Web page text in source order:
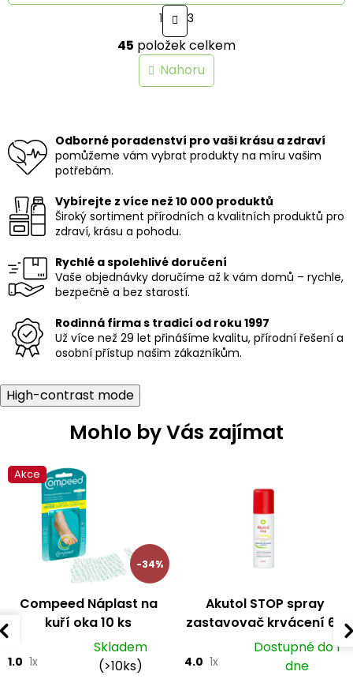
O
v
l
á
í
p
k
y
v
p
i
s
S
t
r
á
n
k
o
í
1 3
45 položek celkem
Nahoru
Odborné poradenství pro vaši krásu a zdraví
pomůžeme vám vybrat produkty na míru vašim
potřebám.
Vybírejte z více než 10 000 produktů
Široký sortiment přírodních a kvalitních produktů pro
zdraví, krásu a pohodu.
Rychlé a spolehlivé doručení
Vaše objednávky doručíme až k vám domů – rychle,
bezpečně a bez starostí.
Rodinná firma s tradicí od roku 1997
Už více než 29 let přinášíme kvalitu, přírodní řešení a
osobní přístup našim zákazníkům.
High-contrast mode
Mohlo by Vás zajímat
Akce
-34%
Compeed Náplast na
kuří oka 10 ks
1.0 1x
Skladem
(>10ks)
Akutol STOP spray
zastavovač krvácení 60
ml
4.0 1x
Dostupné do 1
dne